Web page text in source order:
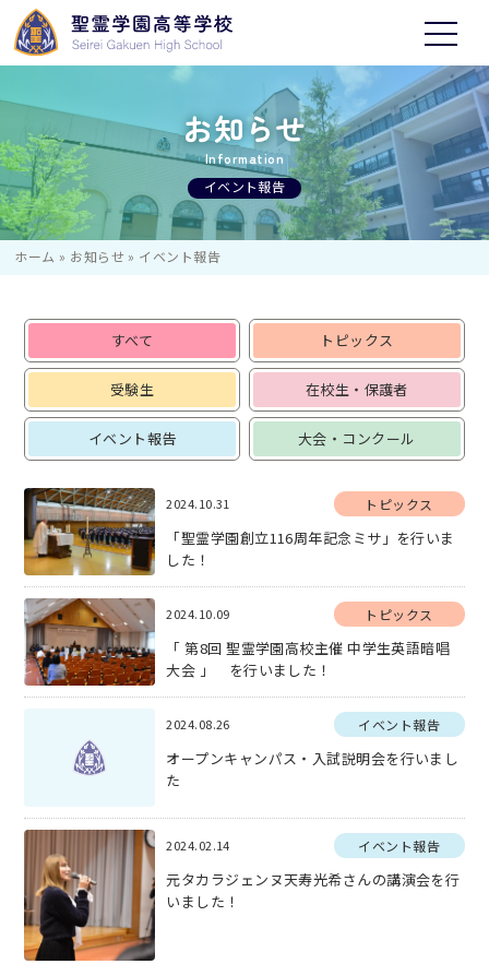
お知らせ
Information
イベント報告
ホーム » お知らせ» イベント報告
すべて トピックス
受験生 在校生・保護者
イベント報告 大会・コンクール
2024.10.31 トピックス
「聖霊学園創立116周年記念ミサ」を行いま
した！
2024.10.09 トピックス
「 第8回 聖霊学園高校主催 中学生英語暗唱
大会 」 を行いました！
2024.08.26 イベント報告
オープンキャンパス・入試説明会を行いまし
た
2024.02.14 イベント報告
元タカラジェンヌ天寿光希さんの講演会を行
いました！